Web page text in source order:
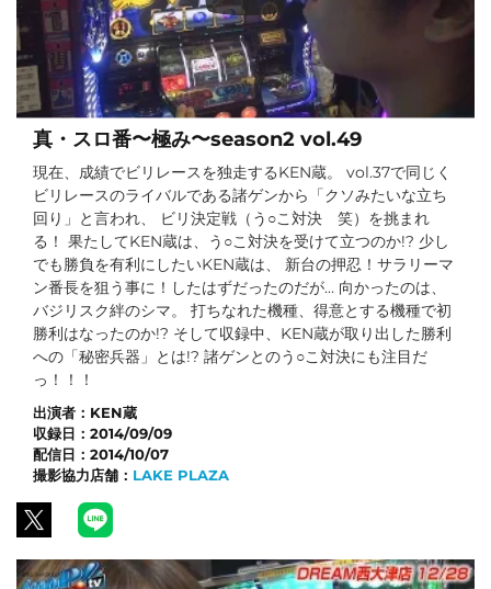
真・スロ番〜極み〜season2 vol.49
現在、成績でビリレースを独走するKEN蔵。 vol.37で同じく
ビリレースのライバルである諸ゲンから「クソみたいな立ち
回り」と言われ、 ビリ決定戦（う○こ対決 笑）を挑まれ
る！ 果たしてKEN蔵は、う○こ対決を受けて立つのか!? 少し
でも勝負を有利にしたいKEN蔵は、 新台の押忍！サラリーマ
ン番長を狙う事に！したはずだったのだが… 向かったのは、
バジリスク絆のシマ。 打ちなれた機種、得意とする機種で初
勝利はなったのか!? そして収録中、KEN蔵が取り出した勝利
への「秘密兵器」とは!? 諸ゲンとのう○こ対決にも注目だ
っ！！！
出演者： KEN蔵
収録日： 2014/09/09
配信日： 2014/10/07
撮影協力店舗： LAKE PLAZA